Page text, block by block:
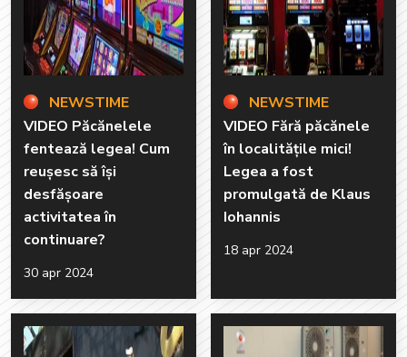
NEWSTIME
VIDEO Păcănelele
fentează legea! Cum
reușesc să își
desfășoare
activitatea în
continuare?
30 apr 2024
NEWSTIME
VIDEO Fără păcănele
în localitățile mici!
Legea a fost
promulgată de Klaus
Iohannis
18 apr 2024